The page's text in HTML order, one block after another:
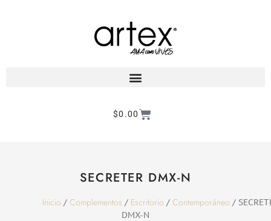
$0.00
SECRETER DMX-N
Inicio / Complementos / Escritorio / Contemporáneo /
DMX-N